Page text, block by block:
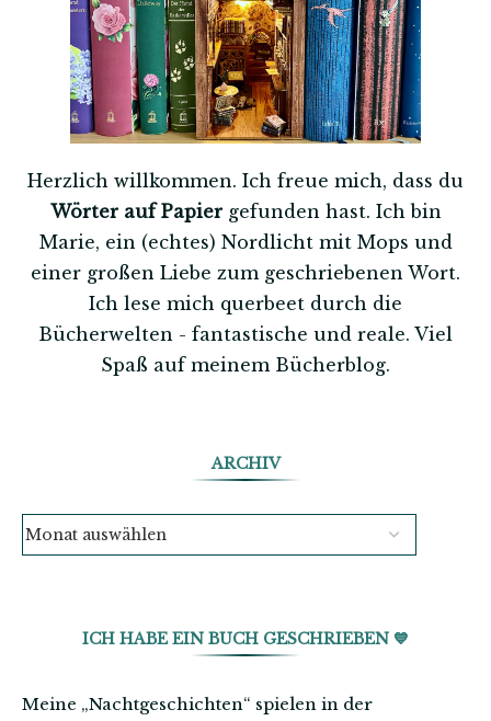
Herzlich willkommen. Ich freue mich, dass du
Wörter auf Papiergefunden hast. Ich bin
Marie, ein (echtes) Nordlicht mit Mops und
einer großen Liebe zum geschriebenen Wort.
Ich lese mich querbeet durch die
Bücherwelten - fantastische und reale. Viel
Spaß auf meinem Bücherblog.
ARCHIV
ICH HABE EIN BUCH GESCHRIEBEN 💙
Meine „Nachtgeschichten“ spielen in der